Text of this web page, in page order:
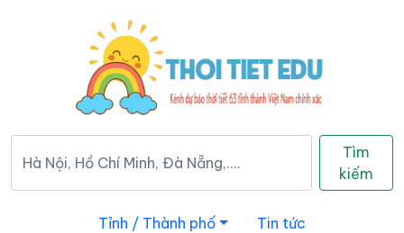
Tìm
kiếm
Tỉnh / Thành phố Tin tức